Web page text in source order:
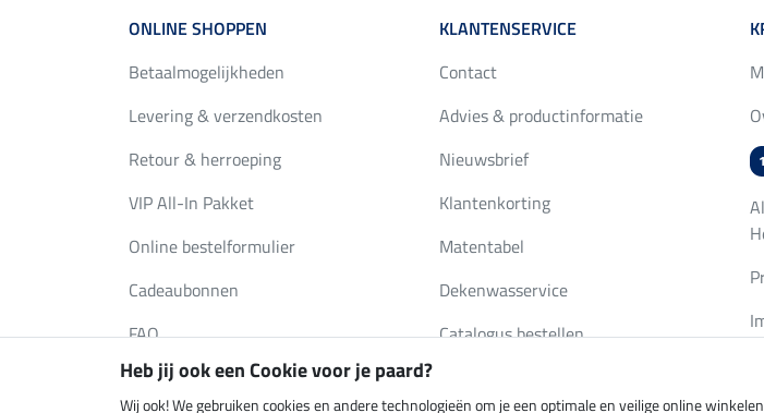
ONLINE SHOPPEN
Betaalmogelijkheden
Levering & verzendkosten
Retour & herroeping
VIP All-In Pakket
Online bestelformulier
Cadeaubonnen
FAQ
KLANTENSERVICE
Contact
Advies & productinformatie
Nieuwsbrief
Klantenkorting
Matentabel
Dekenwasservice
Catalogus bestellen
1
Heb jij ook een Cookie voor je paard?
Wij ook! We gebruiken cookies en andere technologieën om je een optimale en veilige online